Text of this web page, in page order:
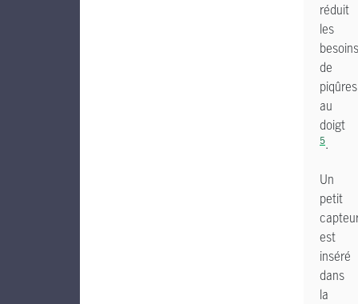
réduit
les
besoins
de
piqûres
au
doigt
5.
Un
petit
est
inséré
dans
la